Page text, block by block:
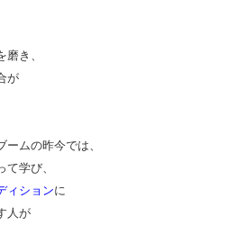
磨き、
が
ムの昨今では、
て学び、
ィションに
人が